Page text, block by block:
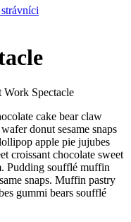
Work Spectacle
cake bear claw
donut sesame snaps
apple pie jujubes
croissant chocolate sweet
Pudding soufflé muffin
snaps. Muffin pastry
gummi bears soufflé